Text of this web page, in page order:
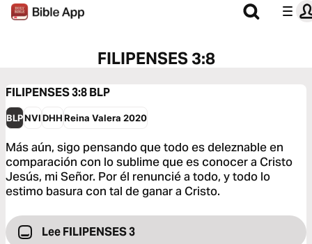
FILIPENSES 3:8
FILIPENSES 3:8BLP
BLPNVIDHHReina Valera 2020
Más aún, sigo pensando que todo es deleznable en
comparación con lo sublime que es conocer a Cristo
Jesús, mi Señor. Por él renuncié a todo, y todo lo
estimo basura con tal de ganar a Cristo.
Lee FILIPENSES 3